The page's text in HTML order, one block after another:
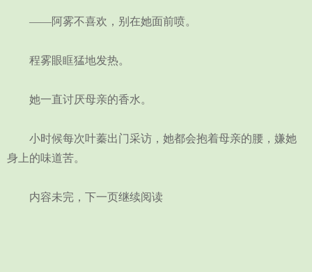
——阿雾不喜欢，别在她面前喷。
程雾眼眶猛地发热。
她一直讨厌母亲的香水。
小时候每次叶蓁出门采访，她都会抱着母亲的腰，嫌她
身上的味道苦。
内容未完，下一页继续阅读